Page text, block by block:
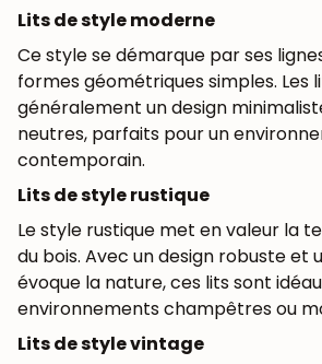
Lits de style moderne
Ce style se démarque par ses
formes géométriques simples. Les
généralement un design
neutres, parfaits pour un
contemporain.
Lits de style rustique
Le style rustique met en valeur la
du bois. Avec un design robuste et
évoque la nature, ces lits sont
environnements champêtres ou
Lits de style vintage